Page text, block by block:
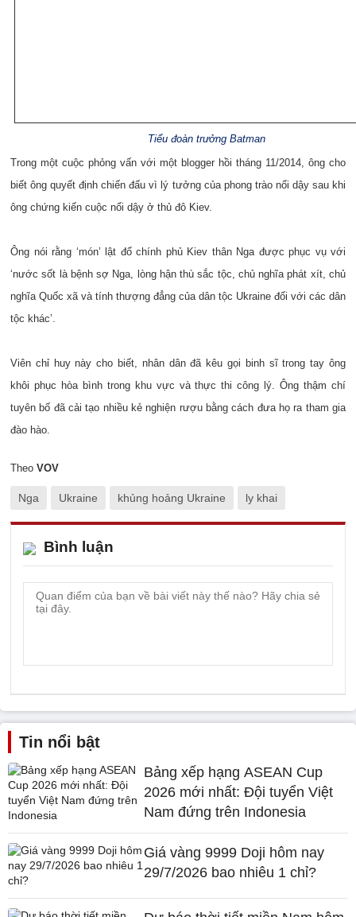
Tiểu đoàn trưởng Batman
Trong một cuộc phỏng vấn với một blogger hồi tháng 11/2014, ông cho
biết ông quyết định chiến đấu vì lý tưởng của phong trào nổi dậy sau khi
ông chứng kiến cuộc nổi dậy ở thủ đô Kiev.
Ông nói rằng ‘món’ lật đổ chính phủ Kiev thân Nga được phục vụ với
‘nước sốt là bệnh sợ Nga, lòng hận thù sắc tộc, chủ nghĩa phát xít, chủ
nghĩa Quốc xã và tính thượng đẳng của dân tộc Ukraine đối với các dân
tộc khác’.
Viên chỉ huy này cho biết, nhân dân đã kêu gọi binh sĩ trong tay ông
khôi phục hòa bình trong khu vực và thực thi công lý. Ông thậm chí
tuyên bố đã cải tạo nhiều kẻ nghiện rượu bằng cách đưa họ ra tham gia
đào hào.
Theo VOV
Nga Ukraine khủng hoảng Ukraine ly khai
Bình luận
Tin nổi bật
Bảng xếp hạng ASEAN Cup
2026 mới nhất: Đội tuyển Việt
Nam đứng trên Indonesia
Giá vàng 9999 Doji hôm nay
29/7/2026 bao nhiêu 1 chỉ?